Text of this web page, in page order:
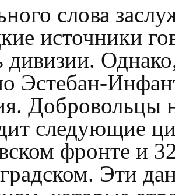
слова
источники
дивизии.
Эстебан-
Добровольцы
следующие
фронте и
Эти